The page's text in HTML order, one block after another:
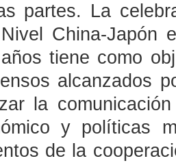
partes. La
China-Japón
tiene como
alcanzados
la
y políticas
de la